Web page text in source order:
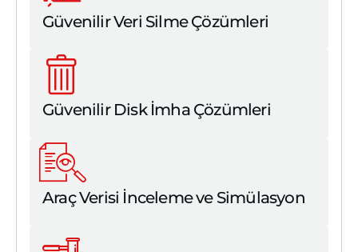
Güvenilir Veri Silme Çözümleri
Güvenilir Disk İmha Çözümleri
Araç Verisi İnceleme ve Simülasyon